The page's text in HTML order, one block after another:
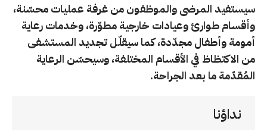
سيستفيد المرضى والموظفون من غرفة عمليات محسّنة،
وأقسام طوارئ وعيادات خارجية مطوّرة، وخدمات رعاية
أمومة وأطفال مجدّدة، كما سيقلّل تجديد المستشفى
من الاكتظاظ في الأقسام المختلفة، وسيحسّن الرعاية
المُقدّمة ما بعد الجراحة.
نداؤنا